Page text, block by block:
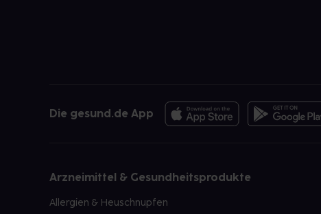
Die gesund.de App
Arzneimittel & Gesundheitsprodukte
Allergien & Heuschnupfen